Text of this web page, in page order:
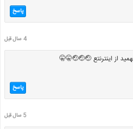
پاسخ
4 سال قبل
از اینترنتع 🤕🤕🤕🤫🤫
پاسخ
5 سال قبل